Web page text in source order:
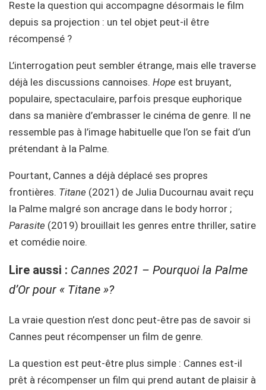
Reste la question qui accompagne désormais le film
depuis sa projection : un tel objet peut-il être
récompensé ?
L’interrogation peut sembler étrange, mais elle traverse
déjà les discussions cannoises. Hope est bruyant,
populaire, spectaculaire, parfois presque euphorique
dans sa manière d’embrasser le cinéma de genre. Il ne
ressemble pas à l’image habituelle que l’on se fait d’un
prétendant à la Palme.
Pourtant, Cannes a déjà déplacé ses propres
frontières. Titane (2021) de Julia Ducournau avait reçu
la Palme malgré son ancrage dans le body horror ;
Parasite (2019) brouillait les genres entre thriller, satire
et comédie noire.
Lire aussi : Cannes 2021 – Pourquoi la Palme
d’Or pour « Titane »?
La vraie question n’est donc peut-être pas de savoir si
Cannes peut récompenser un film de genre.
La question est peut-être plus simple : Cannes est-il
prêt à récompenser un film qui prend autant de plaisir à